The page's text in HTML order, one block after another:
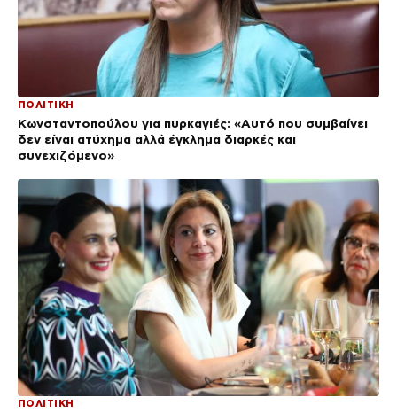
ΠΟΛΙΤΙΚΗ
Κωνσταντοπούλου για πυρκαγιές: «Αυτό που συμβαίνει
δεν είναι ατύχημα αλλά έγκλημα διαρκές και
συνεχιζόμενο»
ΠΟΛΙΤΙΚΗ